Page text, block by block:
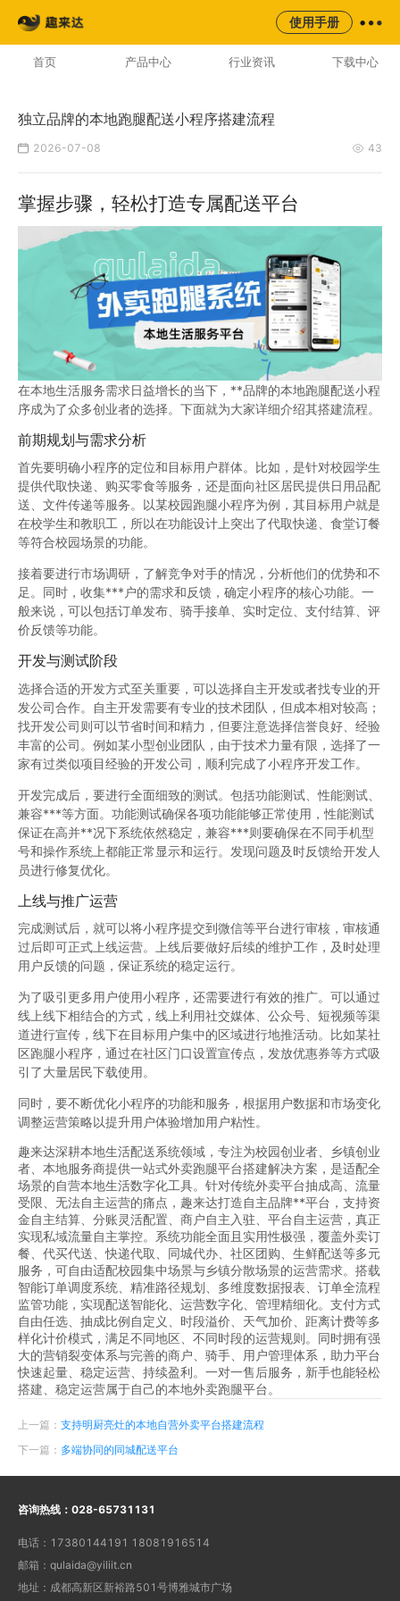
使用手册
首页 产品中心 行业资讯 下载中心
AI云配服务生态平台
独立品牌的本地跑腿配送小程序搭建流程
2026-07-08 43
掌握步骤，轻松打造专属配送平台
在本地生活服务需求日益增长的当下，**品牌的本地跑腿配送小程
序成为了众多创业者的选择。下面就为大家详细介绍其搭建流程。
前期规划与需求分析
首先要明确小程序的定位和目标用户群体。比如，是针对校园学生
提供代取快递、购买零食等服务，还是面向社区居民提供日用品配
送、文件传递等服务。以某校园跑腿小程序为例，其目标用户就是
在校学生和教职工，所以在功能设计上突出了代取快递、食堂订餐
等符合校园场景的功能。
接着要进行市场调研，了解竞争对手的情况，分析他们的优势和不
足。同时，收集***户的需求和反馈，确定小程序的核心功能。一
般来说，可以包括订单发布、骑手接单、实时定位、支付结算、评
价反馈等功能。
开发与测试阶段
选择合适的开发方式至关重要，可以选择自主开发或者找专业的开
发公司合作。自主开发需要有专业的技术团队，但成本相对较高；
找开发公司则可以节省时间和精力，但要注意选择信誉良好、经验
丰富的公司。例如某小型创业团队，由于技术力量有限，选择了一
家有过类似项目经验的开发公司，顺利完成了小程序开发工作。
开发完成后，要进行全面细致的测试。包括功能测试、性能测试、
兼容***等方面。功能测试确保各项功能能够正常使用，性能测试
保证在高并**况下系统依然稳定，兼容***则要确保在不同手机型
号和操作系统上都能正常显示和运行。发现问题及时反馈给开发人
员进行修复优化。
上线与推广运营
完成测试后，就可以将小程序提交到微信等平台进行审核，审核通
过后即可正式上线运营。上线后要做好后续的维护工作，及时处理
用户反馈的问题，保证系统的稳定运行。
为了吸引更多用户使用小程序，还需要进行有效的推广。可以通过
线上线下相结合的方式，线上利用社交媒体、公众号、短视频等渠
道进行宣传，线下在目标用户集中的区域进行地推活动。比如某社
区跑腿小程序，通过在社区门口设置宣传点，发放优惠券等方式吸
引了大量居民下载使用。
同时，要不断优化小程序的功能和服务，根据用户数据和市场变化
调整运营策略以提升用户体验增加用户粘性。
趣来达深耕本地生活配送系统领域，专注为校园创业者、乡镇创业
者、本地服务商提供一站式外卖跑腿平台搭建解决方案，是适配全
场景的自营本地生活数字化工具。针对传统外卖平台抽成高、流量
受限、无法自主运营的痛点，趣来达打造自主品牌**平台，支持资
金自主结算、分账灵活配置、商户自主入驻、平台自主运营，真正
实现私域流量自主掌控。系统功能全面且实用性极强，覆盖外卖订
餐、代买代送、快递代取、同城代办、社区团购、生鲜配送等多元
服务，可自由适配校园集中场景与乡镇分散场景的运营需求。搭载
智能订单调度系统、精准路径规划、多维度数据报表、订单全流程
监管功能，实现配送智能化、运营数字化、管理精细化。支付方式
自由任选、抽成比例自定义、时段溢价、天气加价、距离计费等多
样化计价模式，满足不同地区、不同时段的运营规则。同时拥有强
大的营销裂变体系与完善的商户、骑手、用户管理体系，助力平台
快速起量、稳定运营、持续盈利。一对一售后服务，新手也能轻松
搭建、稳定运营属于自己的本地外卖跑腿平台。
上一篇： 支持明厨亮灶的本地自营外卖平台搭建流程
下一篇： 多端协同的同城配送平台
咨询热线： 028-65731131
电话： 17380144191 18081916514
邮箱： qulaida@yiliit.cn
地址： 成都高新区新裕路501号博雅城市广场